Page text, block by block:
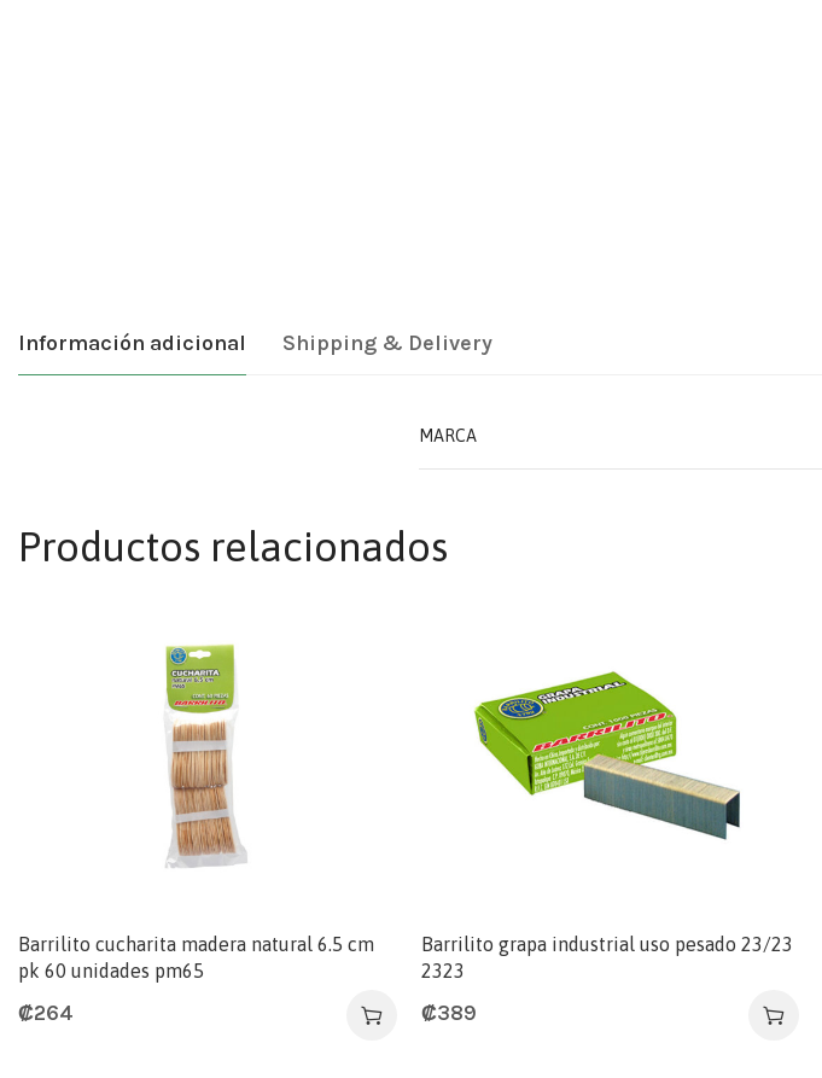
Información adicional Shipping & Delivery
MARCA
Productos relacionados
Barrilito cucharita madera natural 6.5 cm
pk 60 unidades pm65
₡264
Barrilito grapa industrial uso pesado 23/23
2323
₡389